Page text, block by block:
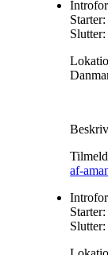
Starter:
Slutter:
af-
Starter:
Slutter: